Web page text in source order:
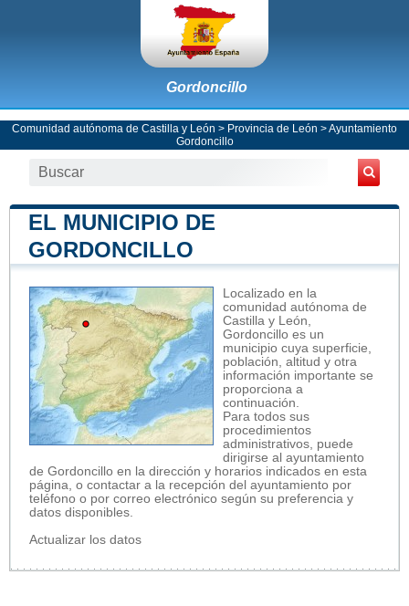
Gordoncillo
Comunidad autónoma de Castilla y León > Provincia de León >Ayuntamiento
Gordoncillo
EL MUNICIPIO DE
GORDONCILLO
Localizado en la
comunidad autónoma de
Castilla y León,
Gordoncillo es un
municipio cuya superficie,
población, altitud y otra
información importante se
proporciona a
continuación.
Para todos sus
procedimientos
administrativos, puede
dirigirse al ayuntamiento
de Gordoncillo en la dirección y horarios indicados en esta
página, o contactar a la recepción del ayuntamiento por
teléfono o por correo electrónico según su preferencia y
datos disponibles.
Actualizar los datos